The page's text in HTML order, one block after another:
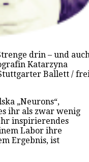
drin – und
Katarzyna
Ballett /
„Neurons“,
ihr als zwar wenig
inspirierendes
Labor ihre
Ergebnis, ist